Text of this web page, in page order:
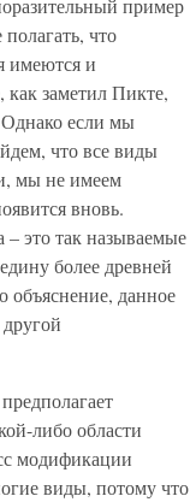
пример
что
имеются и
как заметил Пикте,
если мы
что все виды
мы не имеем
вновь.
– это так называемые
более древней
объяснение, данное
либо области
модификации
виды, потому что